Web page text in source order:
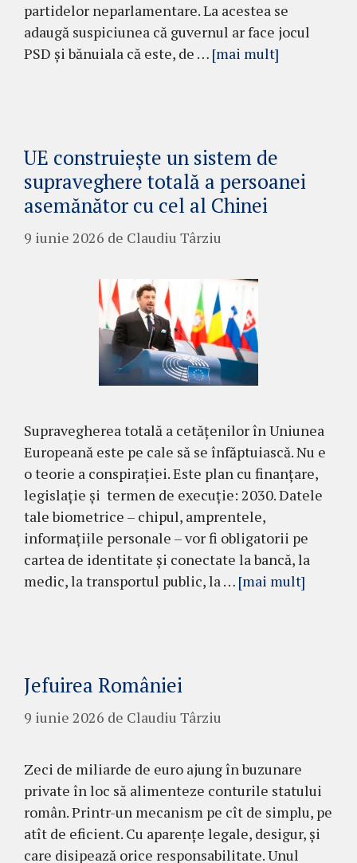
partidelor neparlamentare. La acestea se
adaugă suspiciunea că guvernul ar face jocul
PSD și bănuiala că este, de … [mai mult]
UE construiește un sistem de
supraveghere totală a persoanei
asemănător cu cel al Chinei
9 iunie 2026 de Claudiu Târziu
Supravegherea totală a cetățenilor în Uniunea
Europeană este pe cale să se înfăptuiască. Nu e
o teorie a conspirației. Este plan cu finanțare,
legislație și termen de execuție: 2030. Datele
tale biometrice – chipul, amprentele,
informațiile personale – vor fi obligatorii pe
cartea de identitate și conectate la bancă, la
medic, la transportul public, la … [mai mult]
Jefuirea României
9 iunie 2026 de Claudiu Târziu
Zeci de miliarde de euro ajung în buzunare
private în loc să alimenteze conturile statului
român. Printr-un mecanism pe cît de simplu, pe
atît de eficient. Cu aparențe legale, desigur, și
care disipează orice responsabilitate. Unul